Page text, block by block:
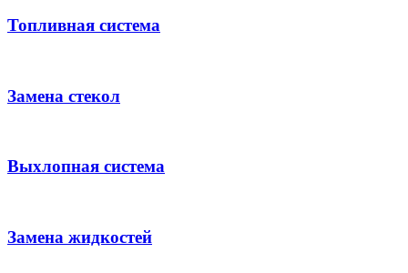
Топливная система
Замена стекол
Выхлопная система
Замена жидкостей